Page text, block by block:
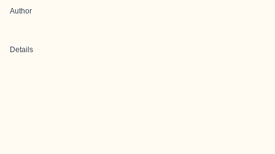
Author
Details